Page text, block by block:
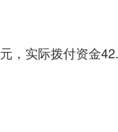
，实际拨付资金